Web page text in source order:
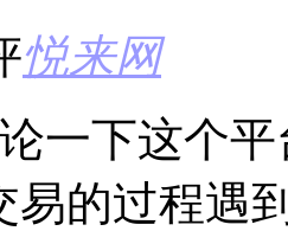
悦来网
一下这个
易的过程遇